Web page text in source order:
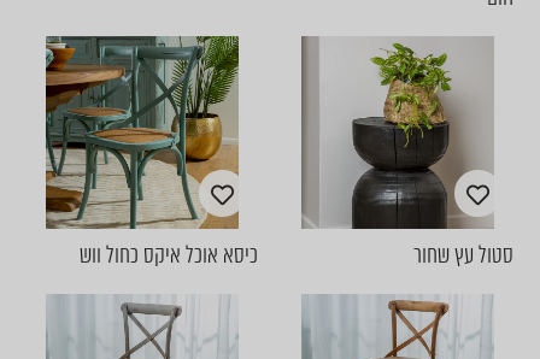
סטול עץ שחור כיסא אוכל איקס כחול ווש